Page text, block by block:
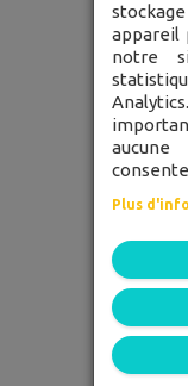
52 rue
appareil
notre
Plus